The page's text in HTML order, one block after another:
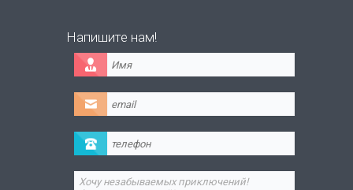
Напишите нам!